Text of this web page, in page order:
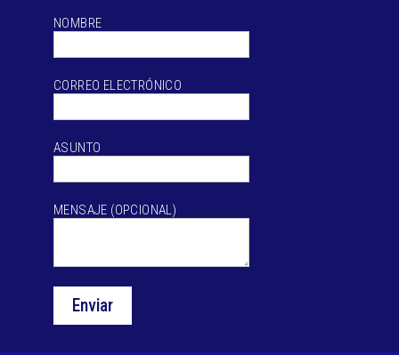
NOMBRE
CORREO ELECTRÓNICO
ASUNTO
MENSAJE (OPCIONAL)